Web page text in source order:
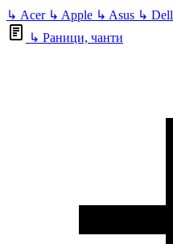
↳ Acer ↳ Apple ↳ Asus ↳ Dell
↳ Раници, чанти